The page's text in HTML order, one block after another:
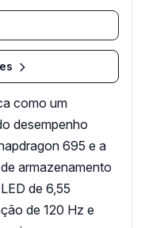
como um
desempenho
695 e a
armazenamento
de 6,55
de 120 Hz e